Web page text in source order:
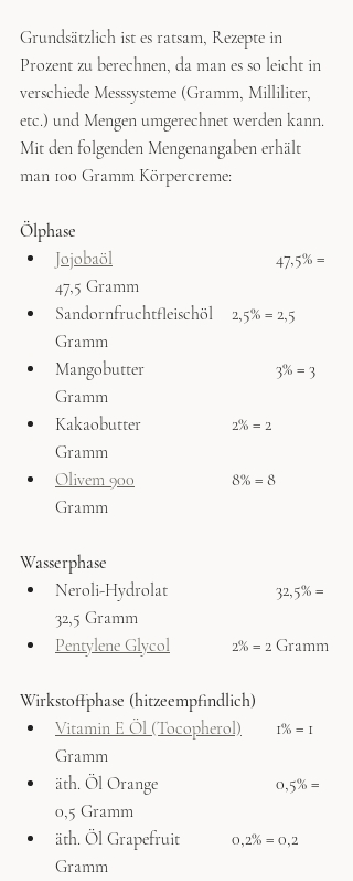
Grundsätzlich ist es ratsam, Rezepte in
Prozent zu berechnen, da man es so leicht in
verschiede Messsysteme (Gramm, Milliliter,
etc.) und Mengen umgerechnet werden kann.
Mit den folgenden Mengenangaben erhält
man 100 Gramm Körpercreme:
Ölphase
Jojobaöl
Sandornfruchtfleischöl	2,5% = 2,5
Mangobutter			3% = 3
Kakaobutter			2% = 2
Olivem 900
Wasserphase
Neroli-Hydrolat			32,5% =
32,5 Gramm
Pentylene Glycol
		2% = 2 Gramm
Wirkstoffphase (hitzeempfindlich)
Vitamin E Öl (Tocopherol)
Gramm
äth. Öl Orange			0,5% =
0,5 Gramm
äth. Öl Grapefruit		0,2% = 0,2
Gramm